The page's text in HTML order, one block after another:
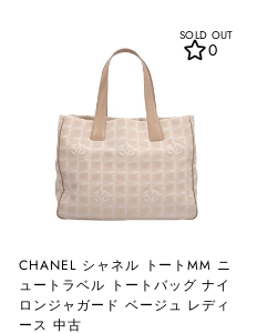
SOLD OUT
CHANEL シャネル トートMM ニ
ュートラベル トートバッグ ナイ
ロンジャガード ベージュ レディ
ース 中古
0